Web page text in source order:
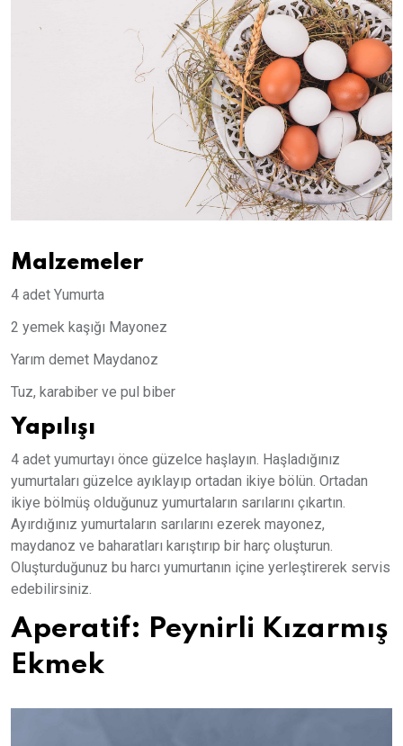
Malzemeler
4 adet Yumurta
2 yemek kaşığı Mayonez
Yarım demet Maydanoz
Tuz, karabiber ve pul biber
Yapılışı
4 adet yumurtayı önce güzelce haşlayın. Haşladığınız
yumurtaları güzelce ayıklayıp ortadan ikiye bölün. Ortadan
ikiye bölmüş olduğunuz yumurtaların sarılarını çıkartın.
Ayırdığınız yumurtaların sarılarını ezerek mayonez,
maydanoz ve baharatları karıştırıp bir harç oluşturun.
Oluşturduğunuz bu harcı yumurtanın içine yerleştirerek servis
edebilirsiniz.
Aperatif: Peynirli Kızarmış
Ekmek